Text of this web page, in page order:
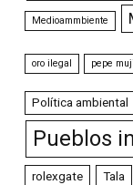
Medioammbiente
oro ilegal pepe
Política ambiental
Pueblos
rolexgate Tala